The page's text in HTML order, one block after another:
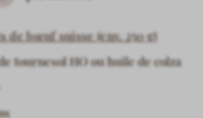
de bœuf suisse (env. 250 g)
tournesol HO ou huile de colza